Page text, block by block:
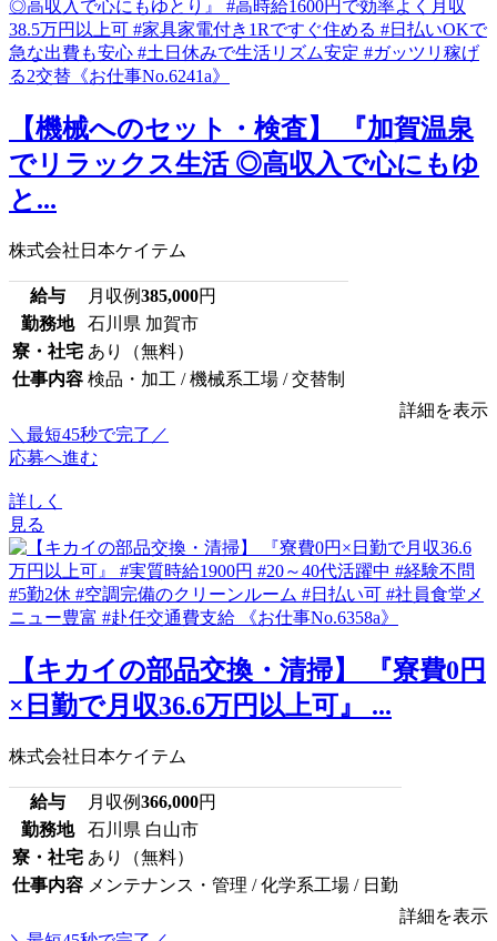
【機械へのセット・検査】 『加賀温泉
でリラックス生活 ◎高収入で心にもゆ
と...
株式会社日本ケイテム
給与 月収例385,000円
勤務地
石川県 加賀市
寮・社宅 あり（無料）
仕事内容 検品・加工 / 機械系工場 / 交替制
詳細を表示
＼最短45秒で完了／
応募へ進む
詳しく
見る
【キカイの部品交換・清掃】 『寮費0円
×日勤で月収36.6万円以上可』 ...
株式会社日本ケイテム
給与 月収例366,000円
勤務地
石川県 白山市
寮・社宅 あり（無料）
仕事内容 メンテナンス・管理 / 化学系工場 / 日勤
詳細を表示